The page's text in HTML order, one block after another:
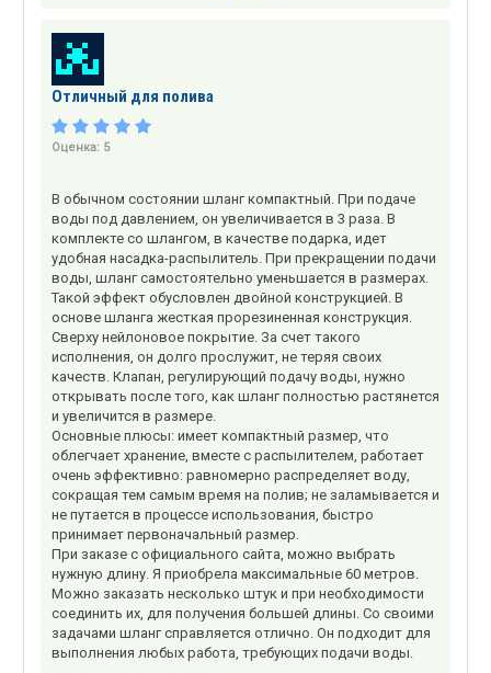
Отличный для полива
Оценка: 5
В обычном состоянии шланг компактный. При подаче
воды под давлением, он увеличивается в 3 раза. В
комплекте со шлангом, в качестве подарка, идет
удобная насадка-распылитель. При прекращении подачи
воды, шланг самостоятельно уменьшается в размерах.
Такой эффект обусловлен двойной конструкцией. В
основе шланга жесткая прорезиненная конструкция.
Сверху нейлоновое покрытие. За счет такого
исполнения, он долго прослужит, не теряя своих
качеств. Клапан, регулирующий подачу воды, нужно
открывать после того, как шланг полностью растянется
и увеличится в размере.
Основные плюсы: имеет компактный размер, что
облегчает хранение, вместе с распылителем, работает
очень эффективно: равномерно распределяет воду,
сокращая тем самым время на полив; не заламывается и
не путается в процессе использования, быстро
принимает первоначальный размер.
При заказе с официального сайта, можно выбрать
нужную длину. Я приобрела максимальные 60 метров.
Можно заказать несколько штук и при необходимости
соединить их, для получения большей длины. Со своими
задачами шланг справляется отлично. Он подходит для
выполнения любых работа, требующих подачи воды.